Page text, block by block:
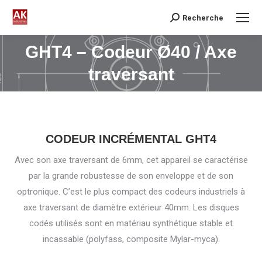
Search:Recherche
GHT4 – Codeur Ø40 / Axe
traversant
Vous êtes ici :
CODEUR INCRÉMENTAL GHT4
Avec son axe traversant de 6mm, cet appareil se caractérise
par la grande robustesse de son enveloppe et de son
optronique. C’est le plus compact des codeurs industriels à
axe traversant de diamètre extérieur 40mm. Les disques
codés utilisés sont en matériau synthétique stable et
incassable (polyfass, composite Mylar-myca).